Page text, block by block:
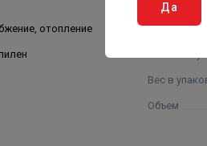
отопление Ширина в
Вес в
Объем
Да